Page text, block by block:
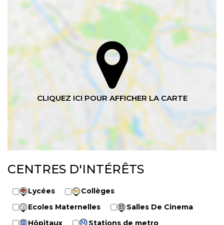
CENTRES D'INTÉRÊTS
Lycées
Collèges
Ecoles Maternelles
Salles De Cinema
Hôpitaux
Stations de metro